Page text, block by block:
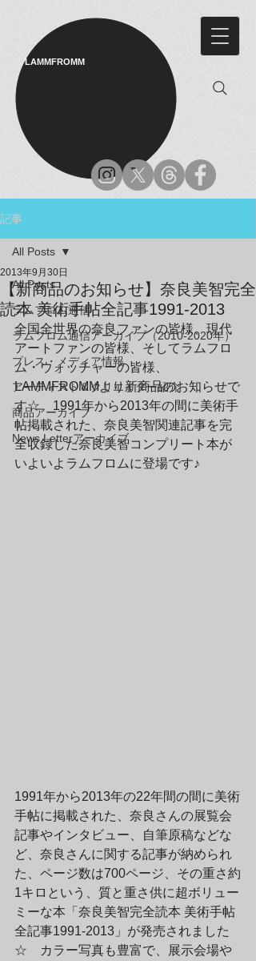
LAMMFROMM​
記事
All Posts
ラムフロム通信
ラムフロム通信アーカイブ（2010-2020年）
プレス・メディア情報
アーティスト＆クリエイター紹介
商品アーカイブ
News Letterアーカイブ
All Posts
【新商品のお知らせ】奈良美智完全
読本 美術手帖全記事1991-2013
2013年9月30日
全国全世界の奈良ファンの皆様、現代
アートファンの皆様、そしてラムフロ
ム・ウォッチャーの皆様、
LAMMFROMMより新商品のお知らせで
す☆　1991年から2013年の間に美術手
帖掲載された、奈良美智関連記事を完
全収録した奈良美智コンプリート本が
いよいよラムフロムに登場です♪
1991年から2013年の22年間の間に美術
手帖に掲載された、奈良さんの展覧会
記事やインタビュー、自筆原稿などな
ど、奈良さんに関する記事が納められ
た、ページ数は700ページ、その重さ約
1キロという、質と重さ供に超ボリュー
ミーな本「奈良美智完全読本 美術手帖
全記事1991-2013」が発売されました
☆　カラー写真も豊富で、展示会場や